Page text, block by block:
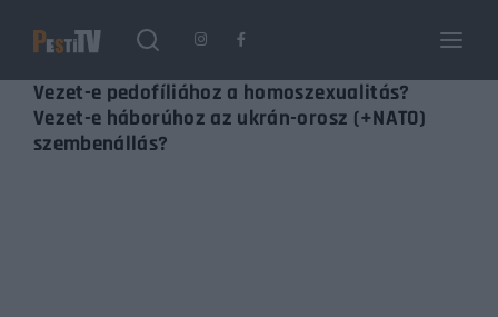
Vezet-e pedofíliához a homoszexualitás?
Vezet-e háborúhoz az ukrán-orosz (+NATO)
szembenállás?
Login Register